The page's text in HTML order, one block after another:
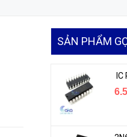
SẢN PHẨM